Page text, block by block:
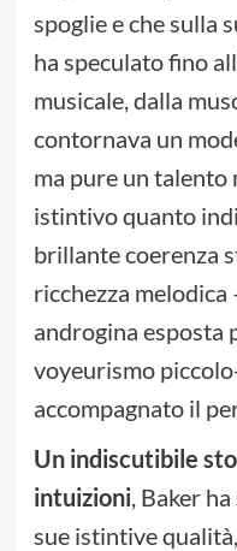
spoglie e che sulla
ha speculato fino
musicale, dalla
contornava un
ma pure un talento
istintivo quanto
brillante coerenza
ricchezza melodica
androgina esposta
voyeurismo
accompagnato il
Un indiscutibile
intuizioni, Baker
sue istintive